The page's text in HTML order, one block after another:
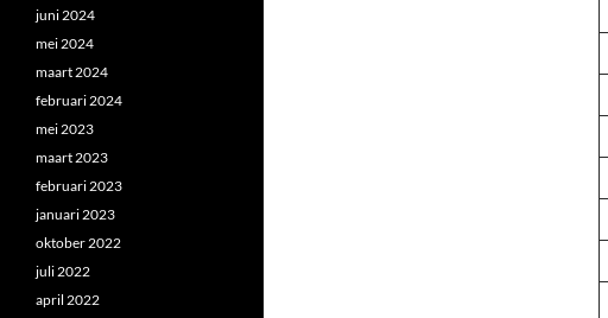
juni 2024
mei 2024
maart 2024
februari 2024
mei 2023
maart 2023
februari 2023
januari 2023
oktober 2022
juli 2022
april 2022